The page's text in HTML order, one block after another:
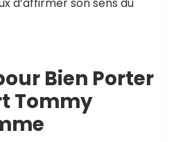
Bien Porter
Tommy